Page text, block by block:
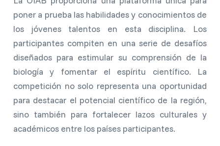
poner a prueba las habilidades y conocimientos de
los jóvenes talentos en esta disciplina. Los
participantes compiten en una serie de desafíos
diseñados para estimular su comprensión de la
biología y fomentar el espíritu científico. La
competición no solo representa una oportunidad
para destacar el potencial científico de la región,
sino también para fortalecer lazos culturales y
académicos entre los países participantes.